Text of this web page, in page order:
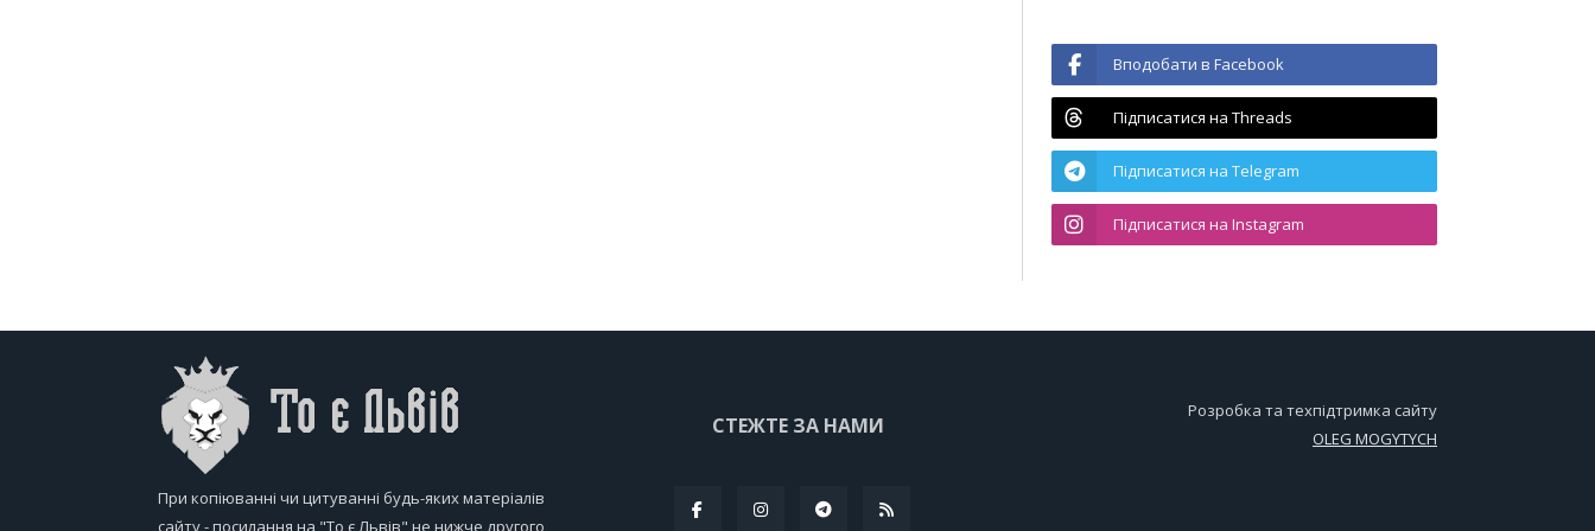
Вподобати в Facebook
Підписатися на Threads
Підписатися на Telegram
Підписатися на Instagram
При копіюванні чи цитуванні будь-яких матеріалів
сайту - посилання на "То є Львів" не нижче другого
СТЕЖТЕ ЗА НАМИ
Розробка та техпідтримка сайту
OLEG MOGYTYCH